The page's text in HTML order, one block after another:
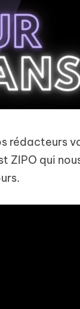
rédacteurs
ZIPO qui